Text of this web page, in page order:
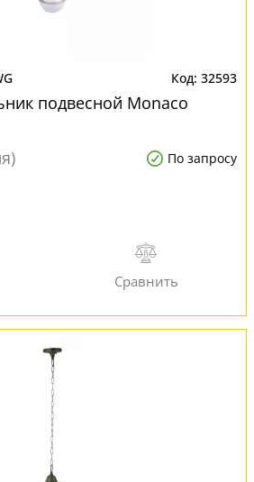
32593
подвесной Monaco
По запросу